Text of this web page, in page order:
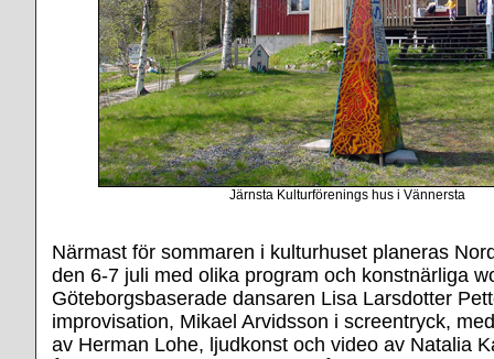
Järnsta Kulturförenings hus i Vännersta
Närmast för sommaren i kulturhuset planeras
den 6-7 juli med olika program och konstnärliga
Göteborgsbaserade dansaren Lisa Larsdotter
improvisation, Mikael Arvidsson i screentryck,
av Herman Lohe, ljudkonst och video av Natalia